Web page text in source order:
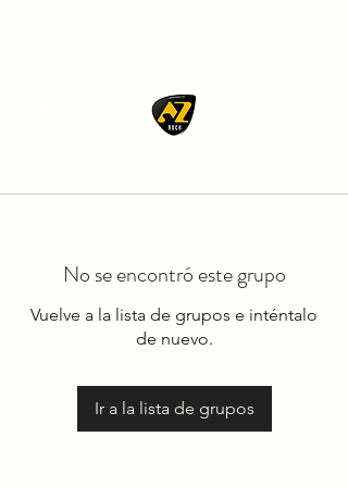
No se encontró este grupo
Vuelve a la lista de grupos e inténtalo
de nuevo.
Ir a la lista de grupos